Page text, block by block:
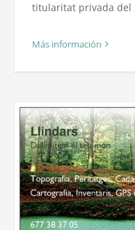
titularitat privada del
Más información